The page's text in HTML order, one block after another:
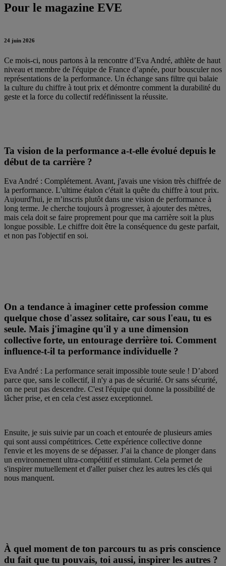
Pour le magazine EVE
24 juin 2026
Ce mois-ci, nous partons à la rencontre d’Eva André, athlète de haut
niveau et membre de l'équipe de France d’apnée, pour bousculer nos
représentations de la performance. Un échange sans filtre qui balaie
la culture du chiffre à tout prix et démontre comment la durabilité du
geste et la force du collectif redéfinissent la réussite.
Ta vision de la performance a-t-elle évolué depuis le
début de ta carrière ?
Eva André : Complétement. Avant, j'avais une vision très chiffrée de
la performance. L'ultime étalon c'était la quête du chiffre à tout prix.
Aujourd'hui, je m’inscris plutôt dans une vision de performance à
long terme. Je cherche toujours à progresser, à ajouter des mètres,
mais cela doit se faire proprement pour que ma carrière soit la plus
longue possible. Le chiffre doit être la conséquence du geste parfait,
et non pas l'objectif en soi.
On a tendance à imaginer cette profession comme
quelque chose d'assez solitaire, car sous l'eau, tu es
seule. Mais j'imagine qu'il y a une dimension
collective forte, un entourage derrière toi. Comment
influence-t-il ta performance individuelle ?
Eva André : La performance serait impossible toute seule ! D’abord
parce que, sans le collectif, il n'y a pas de sécurité. Or sans sécurité,
on ne peut pas descendre. C'est l'équipe qui donne la possibilité de
lâcher prise, et en cela c'est assez exceptionnel.
Ensuite, je suis suivie par un coach et entourée de plusieurs amies
qui sont aussi compétitrices. Cette expérience collective donne
l'envie et les moyens de se dépasser. J’ai la chance de plonger dans
un environnement ultra-compétitif et stimulant. Cela permet de
s'inspirer mutuellement et d'aller puiser chez les autres les clés qui
nous manquent.
À quel moment de ton parcours tu as pris conscience
du fait que tu pouvais, toi aussi, inspirer les autres ?